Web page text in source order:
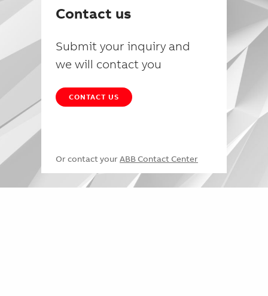
Contact us
Submit your inquiry and
we will contact you
CONTACT US
Or contact your ABB Contact Center